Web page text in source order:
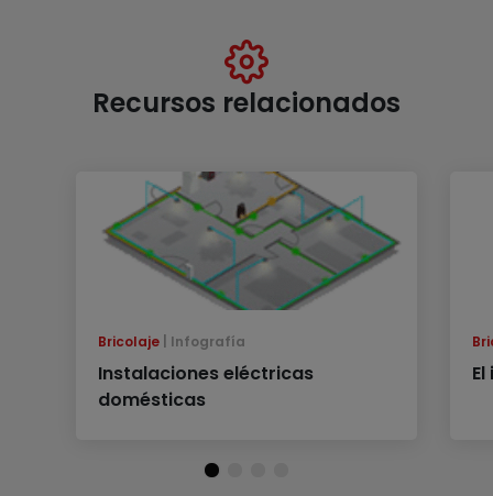
Recursos relacionados
Bricolaje Infografía
Instalaciones eléctricas
domésticas